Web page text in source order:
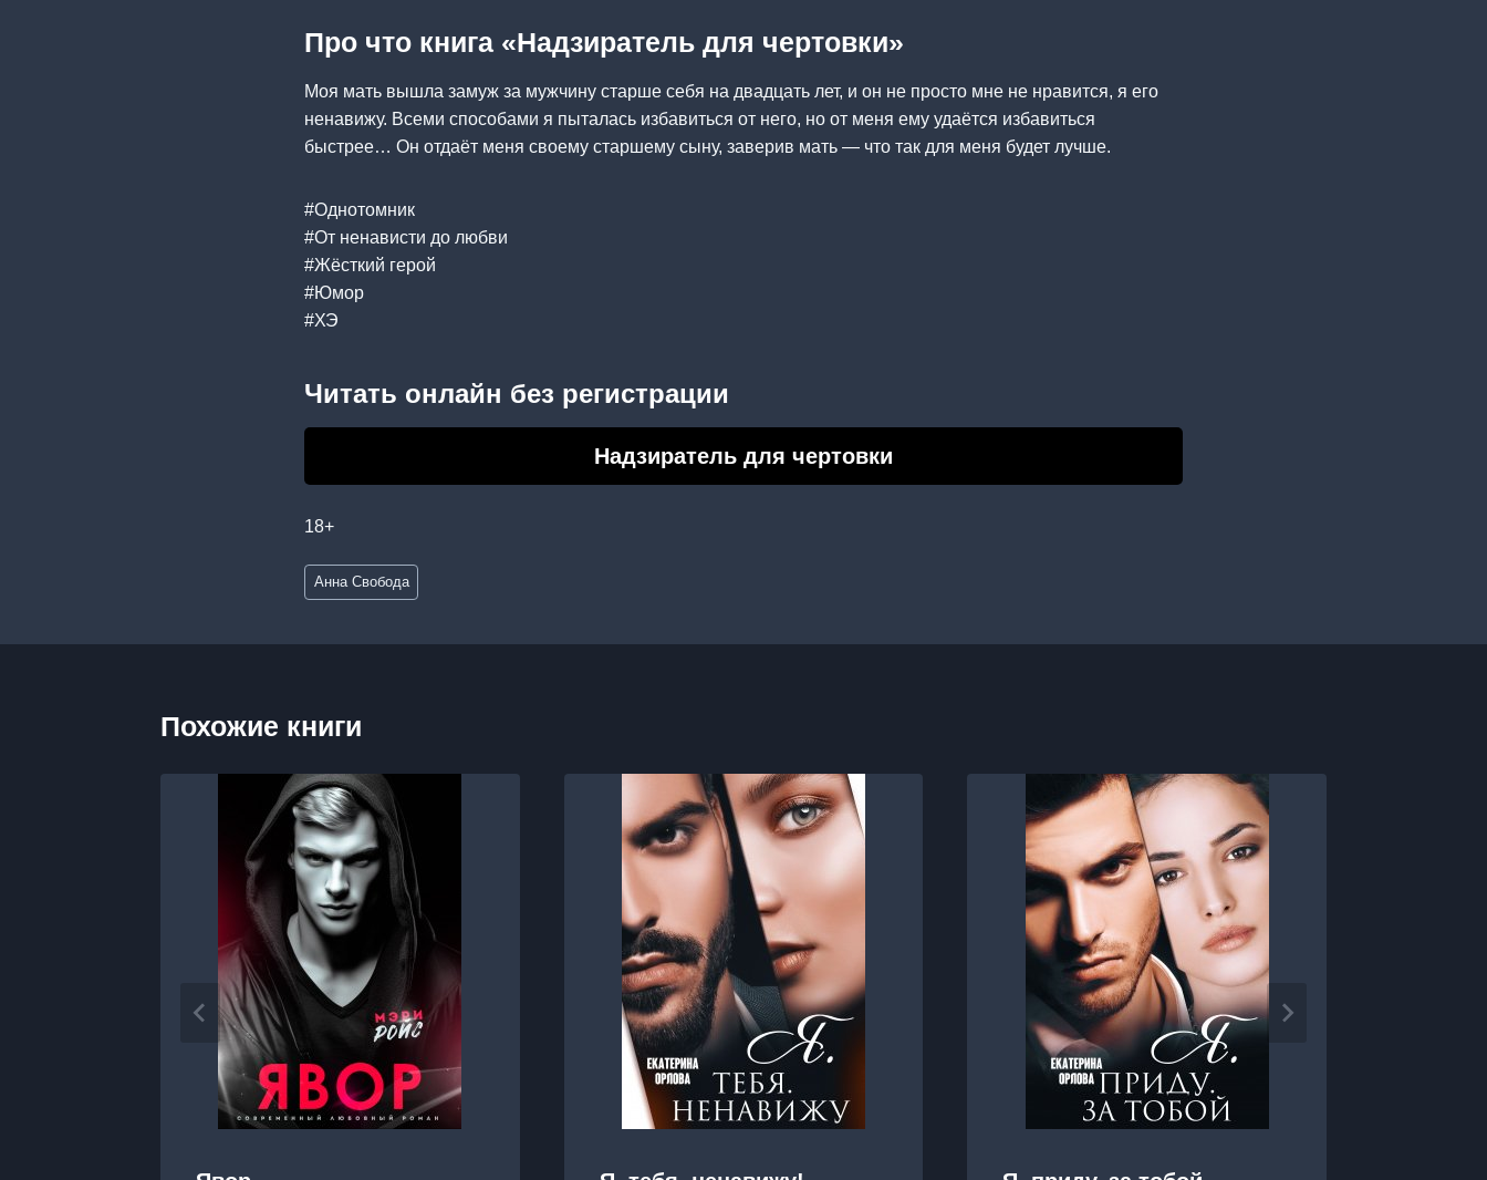
Про что книга «Надзиратель для чертовки»
Моя мать вышла замуж за мужчину старше себя на двадцать лет, и он не просто мне не нравится, я его
ненавижу. Всеми способами я пыталась избавиться от него, но от меня ему удаётся избавиться
быстрее… Он отдаёт меня своему старшему сыну, заверив мать — что так для меня будет лучше.
#Однотомник
#От ненависти до любви
#Жёсткий герой
#Юмор
#ХЭ
Читать онлайн без регистрации
Надзиратель для чертовки
18+
Метки
записи:
Анна Свобода
Похожие книги